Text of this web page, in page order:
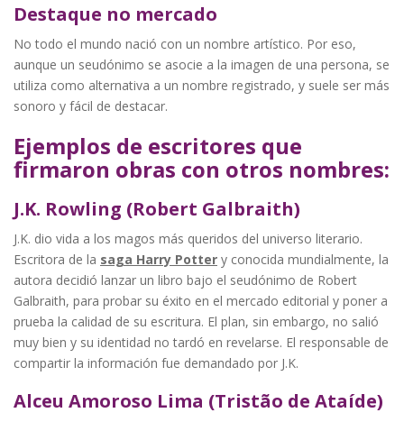
Destaque no mercado
No todo el mundo nació con un nombre artístico. Por eso,
aunque un seudónimo se asocie a la imagen de una persona, se
utiliza como alternativa a un nombre registrado, y suele ser más
sonoro y fácil de destacar.
Ejemplos de escritores que
firmaron obras con otros nombres:
J.K. Rowling (Robert Galbraith)
J.K. dio vida a los magos más queridos del universo literario.
Escritora de la saga Harry Potter y conocida mundialmente, la
autora decidió lanzar un libro bajo el seudónimo de Robert
Galbraith, para probar su éxito en el mercado editorial y poner a
prueba la calidad de su escritura. El plan, sin embargo, no salió
muy bien y su identidad no tardó en revelarse. El responsable de
compartir la información fue demandado por J.K.
Alceu Amoroso Lima (Tristão de Ataíde)